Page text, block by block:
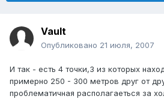
Vault
Опубликовано 21 июля, 2007
И так - есть 4 точки,3 из которых
примерно 250 - 300 метров друг от
проблематичная располагаеться за